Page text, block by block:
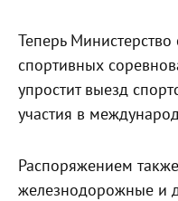
Теперь Министерство
спортивных
упростит выезд
участия в
Распоряжением
железнодорожные и